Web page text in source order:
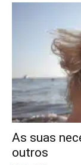
As suas
outros